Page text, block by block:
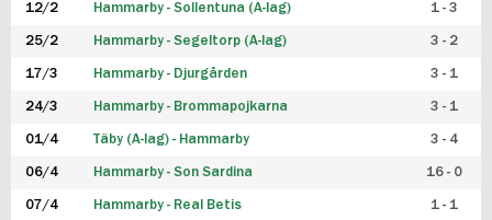
F19
FUTSAL HERR
FUTSAL DAM
12/2 Hammarby - Sollentuna (A-lag) 1 - 3
25/2 Hammarby - Segeltorp (A-lag) 3 - 2
17/3 Hammarby - Djurgården 3 - 1
24/3 Hammarby - Brommapojkarna 3 - 1
01/4 Täby (A-lag) - Hammarby 3 - 4
06/4 Hammarby - Son Sardina 16 - 0
07/4 Hammarby - Real Betis 1 - 1